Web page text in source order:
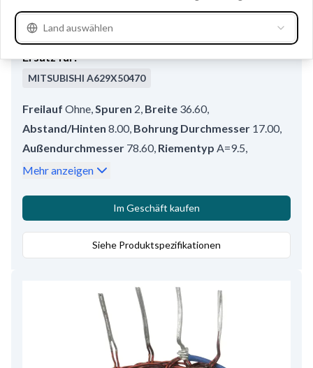
F032138624 - Riemenscheibe
Gebrauchsnummern
Ersatz für:
MITSUBISHI A629X50470
Freilauf Ohne,Spuren 2, Breite 36.60,
Abstand/Hinten 8.00, Bohrung Durchmesser 17.00,
Außendurchmesser 78.60, Riementyp A=9.5,
Durchmesser über Keilriemen
Mehr anzeigen
Im Geschäft kaufen
Siehe Produktspezifikationen
Land auswählen